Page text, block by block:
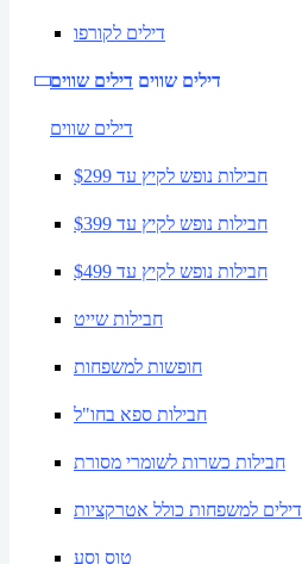
דילים לקורפו
דילים שווים דילים שווים
דילים שווים
חבילות נופש לקיץ עד $299
חבילות נופש לקיץ עד $399
חבילות נופש לקיץ עד $499
חבילות שייט
חופשות למשפחות
חבילות ספא בחו"ל
חבילות כשרות לשומרי מסורת
דילים למשפחות כולל אטרקציות
טוס וסע